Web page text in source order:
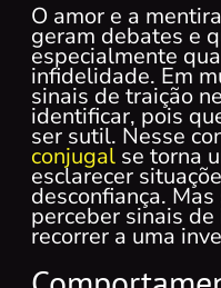
O amor e a
geram debates e
especialmente
infidelidade. Em
sinais de traição
identificar, pois
ser sutil. Nesse
conjugal se torna
esclarecer
desconfiança.
perceber sinais
recorrer a uma